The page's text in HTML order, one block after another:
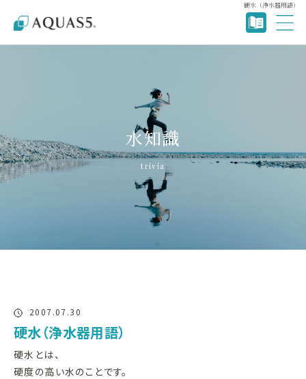
硬水（浄水器用語）
水知識
trivia
2007.07.30
硬水（浄水器用語）
硬水とは、
硬度の高い水のことです。